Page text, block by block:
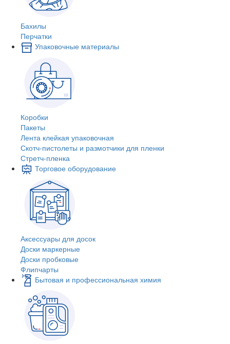
Бахилы
Перчатки
Упаковочные материалы
Коробки
Пакеты
Лента клейкая упаковочная
Скотч-пистолеты и размотчики для пленки
Стретч-пленка
Торговое оборудование
Аксессуары для досок
Доски маркерные
Доски пробковые
Флипчарты
Бытовая и профессиональная химия